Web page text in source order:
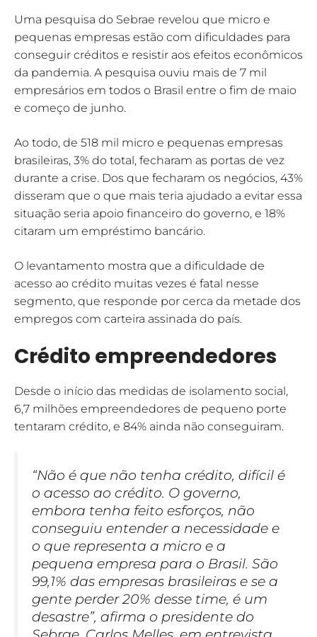
Uma pesquisa do Sebrae revelou que micro e
pequenas empresas estão com dificuldades para
conseguir créditos e resistir aos efeitos econômicos
da pandemia. A pesquisa ouviu mais de 7 mil
empresários em todos o Brasil entre o fim de maio
e começo de junho.
Ao todo, de 518 mil micro e pequenas empresas
brasileiras, 3% do total, fecharam as portas de vez
durante a crise. Dos que fecharam os negócios, 43%
disseram que o que mais teria ajudado a evitar essa
situação seria apoio financeiro do governo, e 18%
citaram um empréstimo bancário.
O levantamento mostra que a dificuldade de
acesso ao crédito muitas vezes é fatal nesse
segmento, que responde por cerca da metade dos
empregos com carteira assinada do país.
Crédito empreendedores
Desde o início das medidas de isolamento social,
6,7 milhões empreendedores de pequeno porte
tentaram crédito, e 84% ainda não conseguiram.
“Não é que não tenha crédito, difícil é
o acesso ao crédito. O governo,
embora tenha feito esforços, não
conseguiu entender a necessidade e
o que representa a micro e a
pequena empresa para o Brasil. São
99,1% das empresas brasileiras e se a
gente perder 20% desse time, é um
desastre”, afirma o presidente do